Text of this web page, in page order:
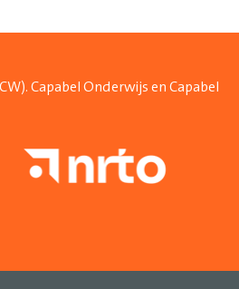
Capabel Onderwijs en Capabel